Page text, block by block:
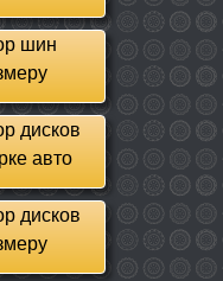
шин
дисков
авто
дисков